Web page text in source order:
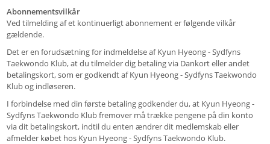
Abonnementsvilkår
Ved tilmelding af et kontinuerligt abonnement er følgende vilkår
gældende.
Det er en forudsætning for indmeldelse af Kyun Hyeong - Sydfyns
Taekwondo Klub, at du tilmelder dig betaling via Dankort eller andet
betalingskort, som er godkendt af Kyun Hyeong - Sydfyns Taekwondo
Klub og indløseren.
I forbindelse med din første betaling godkender du, at Kyun Hyeong -
Sydfyns Taekwondo Klub fremover må trække pengene på din konto
via dit betalingskort, indtil du enten ændrer dit medlemskab eller
afmelder købet hos Kyun Hyeong - Sydfyns Taekwondo Klub.